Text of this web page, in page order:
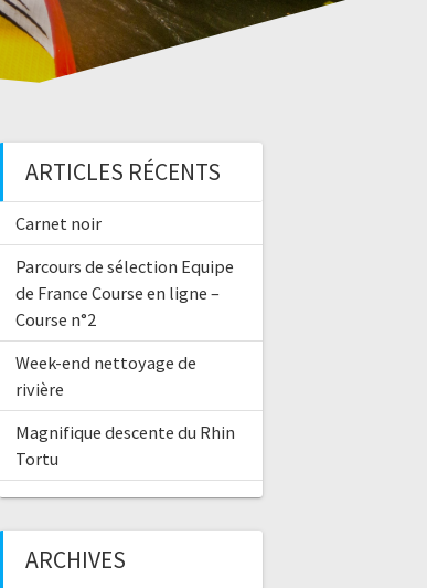
ARTICLES RÉCENTS
Carnet noir
Parcours de sélection Equipe
de France Course en ligne –
Course n°2
Week-end nettoyage de
rivière
Magnifique descente du Rhin
Tortu
ARCHIVES